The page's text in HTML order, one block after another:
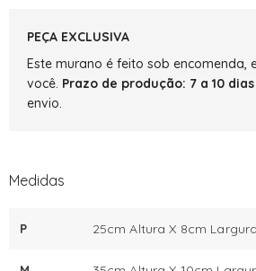
PEÇA EXCLUSIVA
Este murano é feito sob encomenda,
você. Prazo de produção: 7 a 10
envio.
Medidas
P 25cm Altura X 8cm Largura